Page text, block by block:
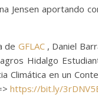
Jensen aportando
de GFLAC, Daniel
Hidalgo
Climática en un
https://bit.ly/